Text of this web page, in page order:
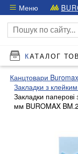
Меню
КАТАЛОГ
Канцтовари Buromax
Закладки з
Закладки
мм BUROMAX